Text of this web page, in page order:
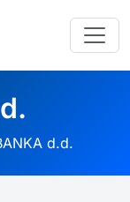
d.d.